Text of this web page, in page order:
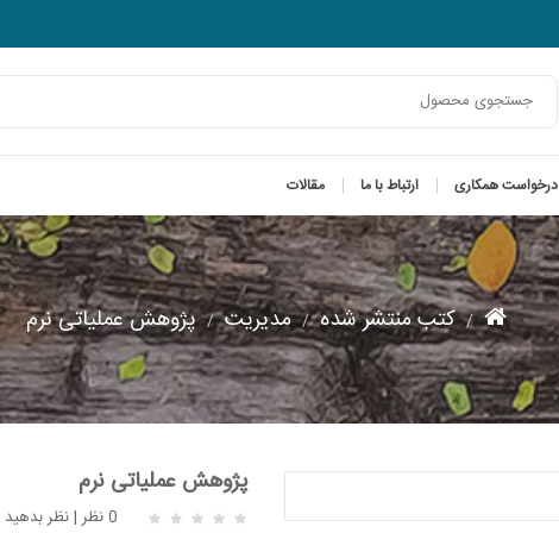
درخواست همکاری ارتباط با ما مقالات
کتب منتشر شده مدیریت پژوهش عملیاتی نرم
پژوهش عملیاتی نرم
0 نظر |نظر بدهید